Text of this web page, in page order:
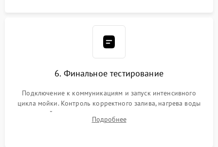
6. Финальное тестирование
Подключение к коммуникациям и запуск интенсивного
цикла мойки. Контроль корректного залива, нагрева воды
до нужной температуры, отсутствия посторонних шумов,
штатного слива и абсолютной сухости в поддоне.
Подробнее